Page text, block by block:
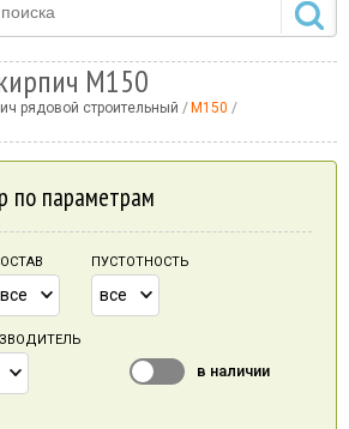
М150
рядовой строительный М150
по параметрам
все
ПУСТОТНОСТЬ
все
в наличии